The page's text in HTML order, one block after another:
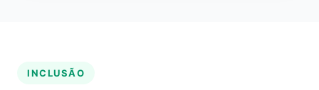
INCLUSÃO